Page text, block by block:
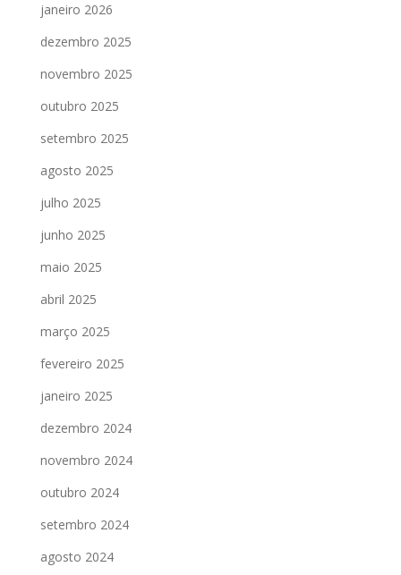
janeiro 2026
dezembro 2025
novembro 2025
outubro 2025
setembro 2025
agosto 2025
julho 2025
junho 2025
maio 2025
abril 2025
março 2025
fevereiro 2025
janeiro 2025
dezembro 2024
novembro 2024
outubro 2024
setembro 2024
agosto 2024